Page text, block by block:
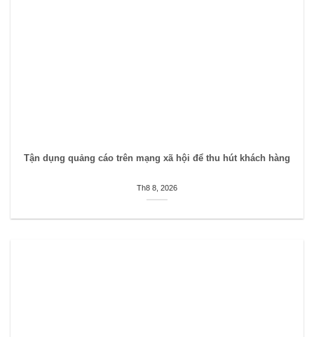
Tận dụng quảng cáo trên mạng xã hội để thu hút khách hàng
Th8 8, 2026